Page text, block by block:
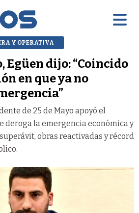
Y OPERATIVA
Egüen dijo: “Coincido
en que ya no
de 25 de Mayo apoyó el
deroga la emergencia económica y
obras reactivadas y récord